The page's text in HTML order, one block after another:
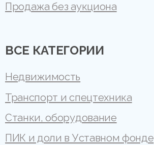
Продажа без аукциона
ВСЕ КАТЕГОРИИ
Недвижимость
Транспорт и спецтехника
Станки, оборудование
ПИК и доли в Уставном фонде